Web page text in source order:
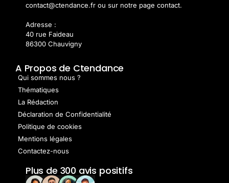
contact@ctendance.fr ou sur notre page contact.
Adresse :
40 rue Faideau
86300 Chauvigny
A Propos de Ctendance
Qui sommes nous ?
Thématiques
La Rédaction
Déclaration de Confidentialité
Politique de cookies
Mentions légales
Contactez-nous
Plus de 300 avis positifs